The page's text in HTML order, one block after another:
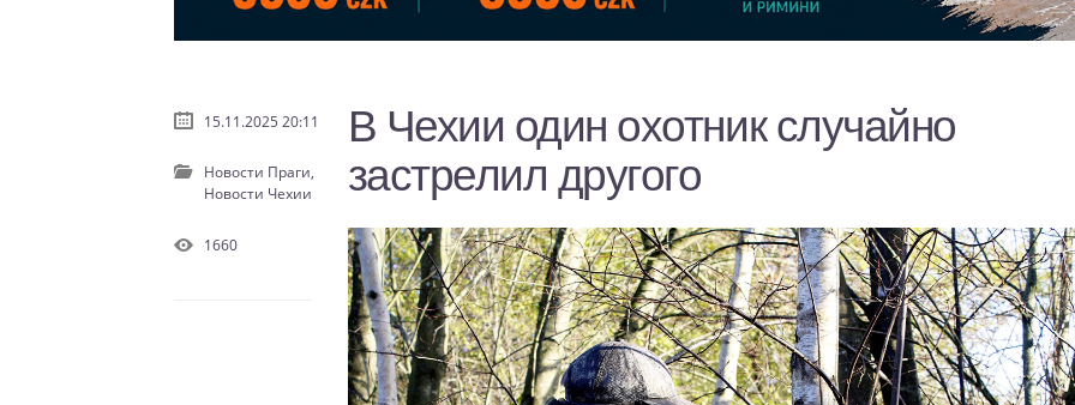
В Чехии один охотник случайно
застрелил другого
15.11.2025 20:11
Новости Праги,
Новости Чехии
1660